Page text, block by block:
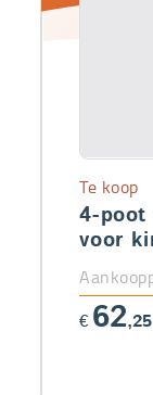
4-poot
voor
Te koop
€ 62,25